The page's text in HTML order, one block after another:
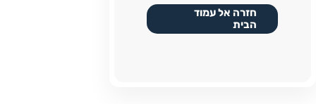
חזרה אל עמוד
הבית